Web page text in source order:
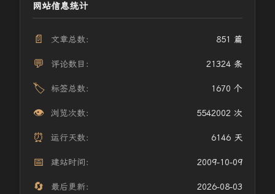
网站信息统计
📄 文章总数： 851 篇
💬 评论数目： 21324 条
🏷️ 标签总数： 1670 个
👁️ 浏览次数： 5542002 次
⏰ 运行天数： 6146 天
📅 建站时间： 2009-10-09
🔄 最后更新： 2026-08-03